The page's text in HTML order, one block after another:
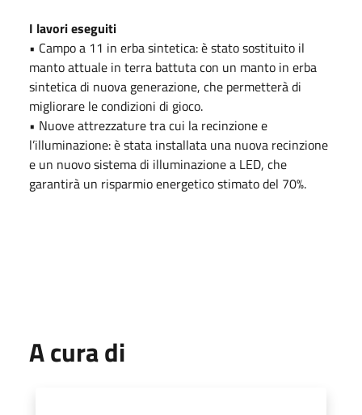
I lavori eseguiti
• Campo a 11 in erba sintetica: è stato sostituito il
manto attuale in terra battuta con un manto in erba
sintetica di nuova generazione, che permetterà di
migliorare le condizioni di gioco.
• Nuove attrezzature tra cui la recinzione e
l’illuminazione: è stata installata una nuova recinzione
e un nuovo sistema di illuminazione a LED, che
garantirà un risparmio energetico stimato del 70%.
A cura di